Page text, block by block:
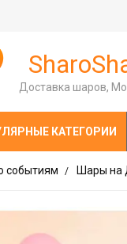
Доставка шаров,
КАТЕГОРИИ
событиям Шары на